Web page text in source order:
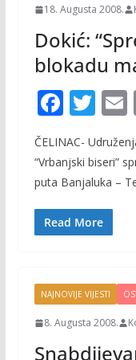
18. Augusta 2008.
Dokić:
blokadu
F
e
b
o
o
T
w
itt
er l
ČELINAC-
“Vrbanjski biseri”
puta Banjaluka –
Read More
NAJNOVIJE VIJESTI
8. Augusta 2008.